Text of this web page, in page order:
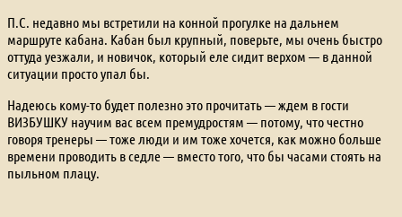
П.С. недавно мы встретили на конной прогулке на дальнем
маршруте кабана. Кабан был крупный, поверьте, мы очень быстро
оттуда уезжали, и новичок, который еле сидит верхом — в данной
ситуации просто упал бы.
Надеюсь кому-то будет полезно это прочитать — ждем в гости
ВИЗБУШКУ научим вас всем премудростям — потому, что честно
говоря тренеры — тоже люди и им тоже хочется, как можно больше
времени проводить в седле — вместо того, что бы часами стоять на
пыльном плацу.